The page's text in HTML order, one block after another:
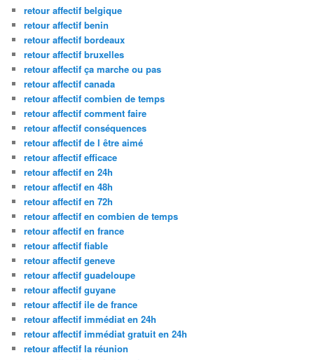
retour affectif belgique
retour affectif benin
retour affectif bordeaux
retour affectif bruxelles
retour affectif ça marche ou pas
retour affectif canada
retour affectif combien de temps
retour affectif comment faire
retour affectif conséquences
retour affectif de l être aimé
retour affectif efficace
retour affectif en 24h
retour affectif en 48h
retour affectif en 72h
retour affectif en combien de temps
retour affectif en france
retour affectif fiable
retour affectif geneve
retour affectif guadeloupe
retour affectif guyane
retour affectif ile de france
retour affectif immédiat en 24h
retour affectif immédiat gratuit en 24h
retour affectif la réunion